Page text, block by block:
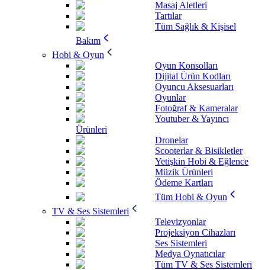
Masaj Aletleri
Tartılar
Tüm Sağlık & Kişisel
Bakım
Hobi & Oyun
Oyun Konsolları
Dijital Ürün Kodları
Oyuncu Aksesuarları
Oyunlar
Fotoğraf & Kameralar
Youtuber & Yayıncı
Ürünleri
Dronelar
Scooterlar & Bisikletler
Yetişkin Hobi & Eğlence
Müzik Ürünleri
Ödeme Kartları
Tüm Hobi & Oyun
TV & Ses Sistemleri
Televizyonlar
Projeksiyon Cihazları
Ses Sistemleri
Medya Oynatıcılar
Tüm TV & Ses Sistemleri